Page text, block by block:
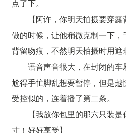
点了下。
【阿许，你明天拍摄要穿
做的时候，让他稍微克制一下
背留吻痕，不然明天拍摄时用遮
语音声音很大，在封闭的
尬得手忙脚乱想要暂停，但是
受控似的，连着播了第二条。
【我放你包里的那六只装
寸！好好享受】